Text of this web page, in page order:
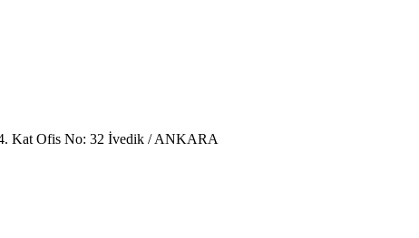
Kat Ofis No: 32 İvedik / ANKARA